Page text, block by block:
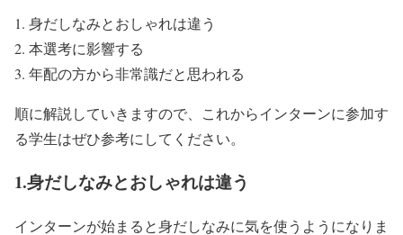
身だしなみとおしゃれは違う
本選考に影響する
年配の方から非常識だと思われる
順に解説していきますので、これからインターンに参加す
る学生はぜひ参考にしてください。
1.身だしなみとおしゃれは違う
インターンが始まると身だしなみに気を使うようになりま